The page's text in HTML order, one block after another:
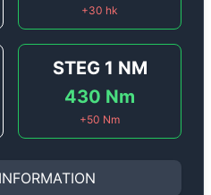
+30 hk
STEG 1 NM
430 Nm
+50 Nm
INFORMATION